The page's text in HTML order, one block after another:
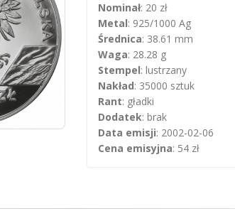
Nominał: 20 zł
Metal: 925/1000 Ag
Średnica: 38.61 mm
Waga: 28.28 g
Stempel: lustrzany
Nakład: 35000 sztuk
Rant: gładki
Dodatek: brak
Data emisji: 2002-02-06
Cena emisyjna: 54 zł